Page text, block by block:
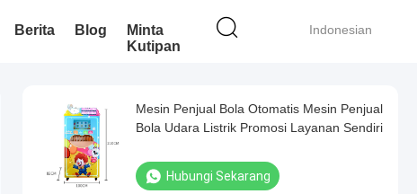
Indonesian
Berita Blog
Minta
Kutipan
Mesin Penjual Bola Otomatis Mesin Penjual
Bola Udara Listrik Promosi Layanan Sendiri
Hubungi Sekarang